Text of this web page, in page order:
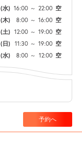
(水) 16:00 ～ 22:00 空
(木) 8:00 ～ 16:00 空
(土) 12:00 ～ 19:00 空
(日) 11:30 ～ 19:00 空
(水) 8:00 ～ 12:00 空
予約へ